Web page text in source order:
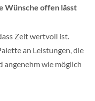
Wünsche offen lässt
Zeit wertvoll ist.
an Leistungen, die
angenehm wie möglich